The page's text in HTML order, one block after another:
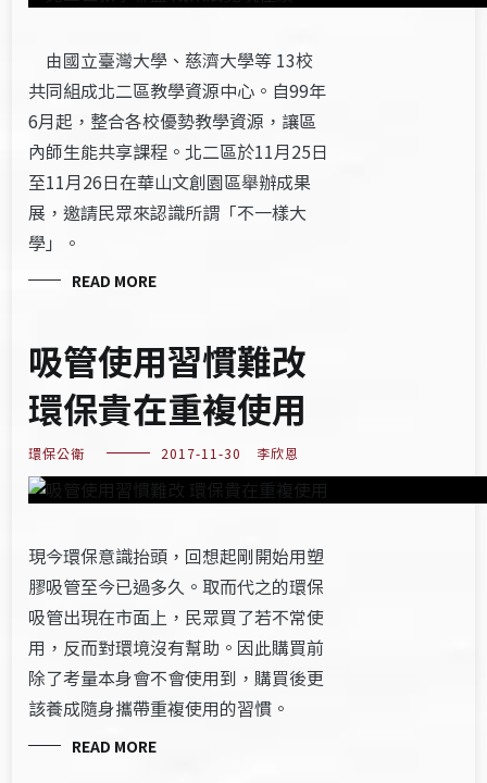
由國立臺灣大學、慈濟大學等 13校
共同組成北二區教學資源中心。自99年
6月起，整合各校優勢教學資源，讓區
內師生能共享課程。北二區於11月25日
至11月26日在華山文創園區舉辦成果
展，邀請民眾來認識所謂「不一樣大
學」。
READ MORE
吸管使用習慣難改
環保貴在重複使用
環保公衛 2017-11-30 李欣恩
現今環保意識抬頭，回想起剛開始用塑
膠吸管至今已過多久。取而代之的環保
吸管出現在市面上，民眾買了若不常使
用，反而對環境沒有幫助。因此購買前
除了考量本身會不會使用到，購買後更
該養成隨身攜帶重複使用的習慣。
READ MORE